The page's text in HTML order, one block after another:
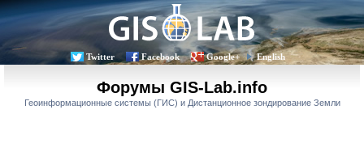
Twitter Facebook Google+ English
Форумы GIS-Lab.info
Геоинформационные системы (ГИС) и Дистанционное зондирование Земли